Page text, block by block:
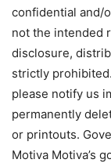
confidential and/
not the intended
disclosure,
strictly
please notify us
permanently
or printouts.
Motiva Motiva’s